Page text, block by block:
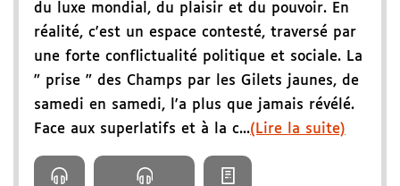
du luxe mondial, du plaisir et du pouvoir. En
réalité, c'est un espace contesté, traversé par
une forte conflictualité politique et sociale. La
" prise " des Champs par les Gilets jaunes, de
samedi en samedi, l'a plus que jamais révélé.
Face aux superlatifs et à la c...(Lire la suite)